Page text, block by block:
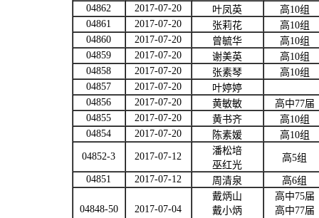
04862
2017-07-20 叶凤英 高10组
04861
2017-07-20 张莉花 高10组
04860
2017-07-20 曾毓华 高10组
04859
2017-07-20 谢美英 高10组
04858
2017-07-20 张素琴 高10组
04857
2017-07-20
叶婷婷
04856
2017-07-20 黄敏敏 高中77届
04855
2017-07-20 黄书齐 高10组
04854
2017-07-20 陈素媛 高10组
04852-3
2017-07-12
潘松培
巫红光
高5组
04851
2017-07-12 周清泉 高6组
04848-50 2017-07-04
戴炳山
戴小炳
高中75届
高中77届